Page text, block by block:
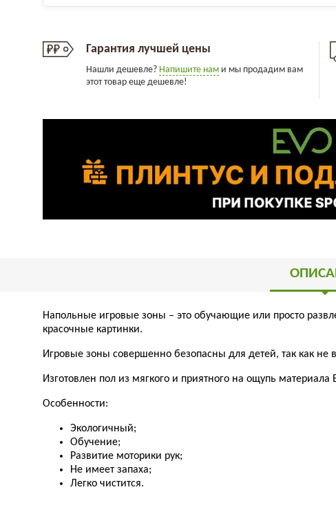
Гарантия лучшей цены
Нашли дешевле? Напишите нам и мы продадим вам
этот товар еще дешевле!
Напольные игровые зоны – это обучающие или просто
красочные картинки.
Игровые зоны совершенно безопасны для детей, так как
Изготовлен пол из мягкого и приятного на ощупь материала
Особенности:
Экологичный;
Обучение;
Развитие моторики рук;
Не имеет запаха;
Легко чистится.